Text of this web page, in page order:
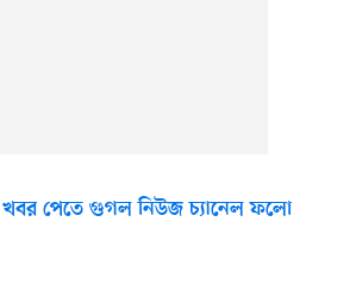
পেতে গুগল নিউজ চ্যানেল ফলো